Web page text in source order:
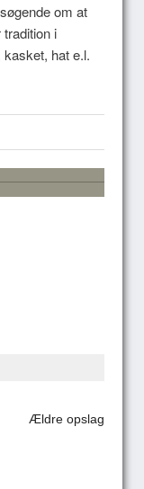
om at
i
hat e.l.
Ældre opslag